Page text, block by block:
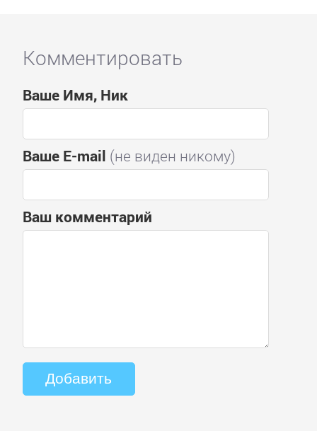
Комментировать
Ваше Имя, Ник
Ваше E-mail (не виден никому)
Ваш комментарий